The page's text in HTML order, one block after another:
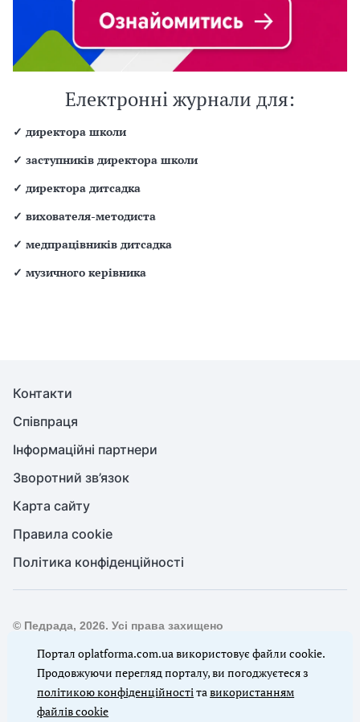
Електронні журнали для:
✓ директора школи
✓ заступників директора школи
✓ директора дитсадка
✓ вихователя-методиста
✓ медпрацівників дитсадка
✓ музичного керівника
Контакти
Співпраця
Інформаційні партнери
Зворотний зв’язок
Карта сайту
Правила cookie
Політика конфіденційності
© Педрада, 2026. Усі права захищено
Повне або часткове копіювання будь-яких матеріалів сайту,
цитування, публікація їх анотованих оглядів допускаються
лише з письмового дозволу редакції сайту Педрада
Ми в соцмережах
Портал oplatforma.com.ua використовує файли cookie.
Продовжуючи перегляд порталу, ви погоджуєтеся з
політикою конфіденційностітавикористанням
файлів cookie